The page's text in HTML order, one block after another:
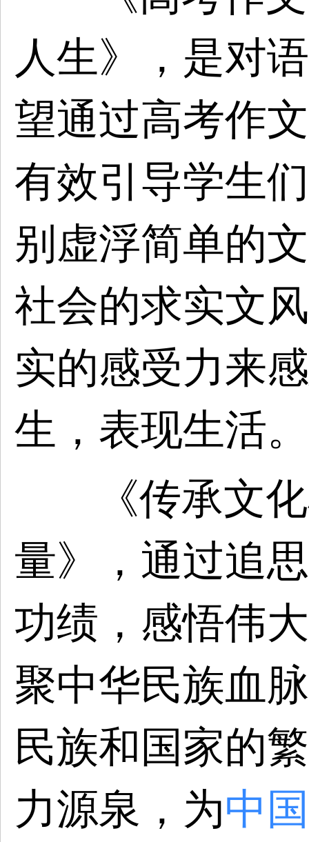
人生》，是对
望通过高考作
有效引导学生
别虚浮简单的
社会的求实文
实的感受力来
生，表现生活。
《传承文
量》，通过追
功绩，感悟伟
聚中华民族血
民族和国家的
力源泉，为中国